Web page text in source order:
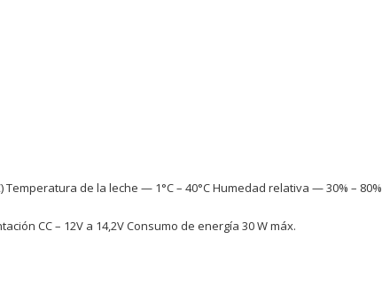
de la leche — 1°C – 40°C Humedad relativa — 30% – 80%
CC – 12V a 14,2V Consumo de energía 30 W máx.